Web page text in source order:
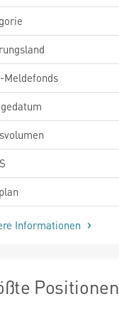
Meldefonds
Informationen
Positionen